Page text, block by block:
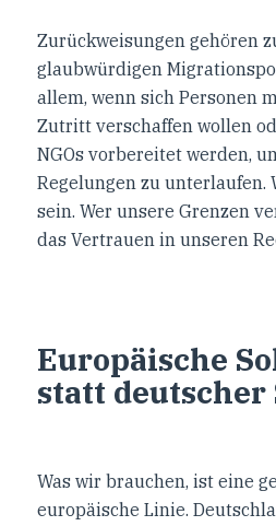
Zurückweisungen gehören
glaubwürdigen
allem, wenn sich Personen
Zutritt verschaffen wollen
NGOs vorbereitet werden,
Regelungen zu
sein. Wer unsere Grenzen
das Vertrauen in unseren
Europäische
statt deutscher
Was wir brauchen, ist eine
europäische Linie.